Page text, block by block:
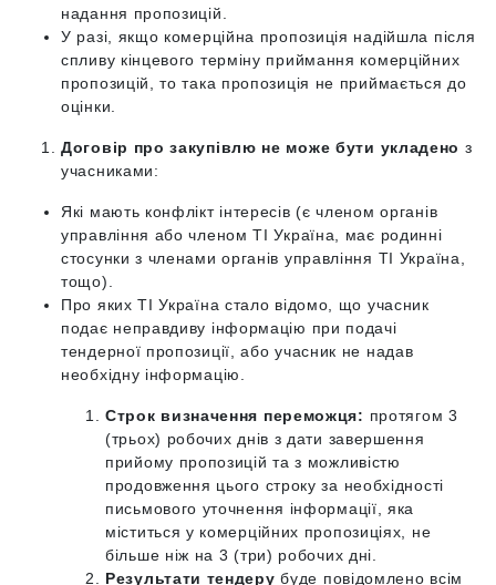
надання пропозицій.
У разі, якщо комерційна пропозиція надійшла після
спливу кінцевого терміну приймання комерційних
пропозицій, то така пропозиція не приймається до
оцінки.
Договір про закупівлю не може бути укладено з
учасниками:
Які мають конфлікт інтересів (є членом органів
управління або членом ТІ Україна, має родинні
стосунки з членами органів управління ТІ Україна,
тощо).
Про яких ТІ Україна стало відомо, що учасник
подає неправдиву інформацію при подачі
тендерної пропозиції, або учасник не надав
необхідну інформацію.
Строк визначення переможця: протягом 3
(трьох) робочих днів з дати завершення
прийому пропозицій та з можливістю
продовження цього строку за необхідності
письмового уточнення інформації, яка
міститься у комерційних пропозиціях, не
більше ніж на 3 (три) робочих дні.
Результати тендеру буде повідомлено всім